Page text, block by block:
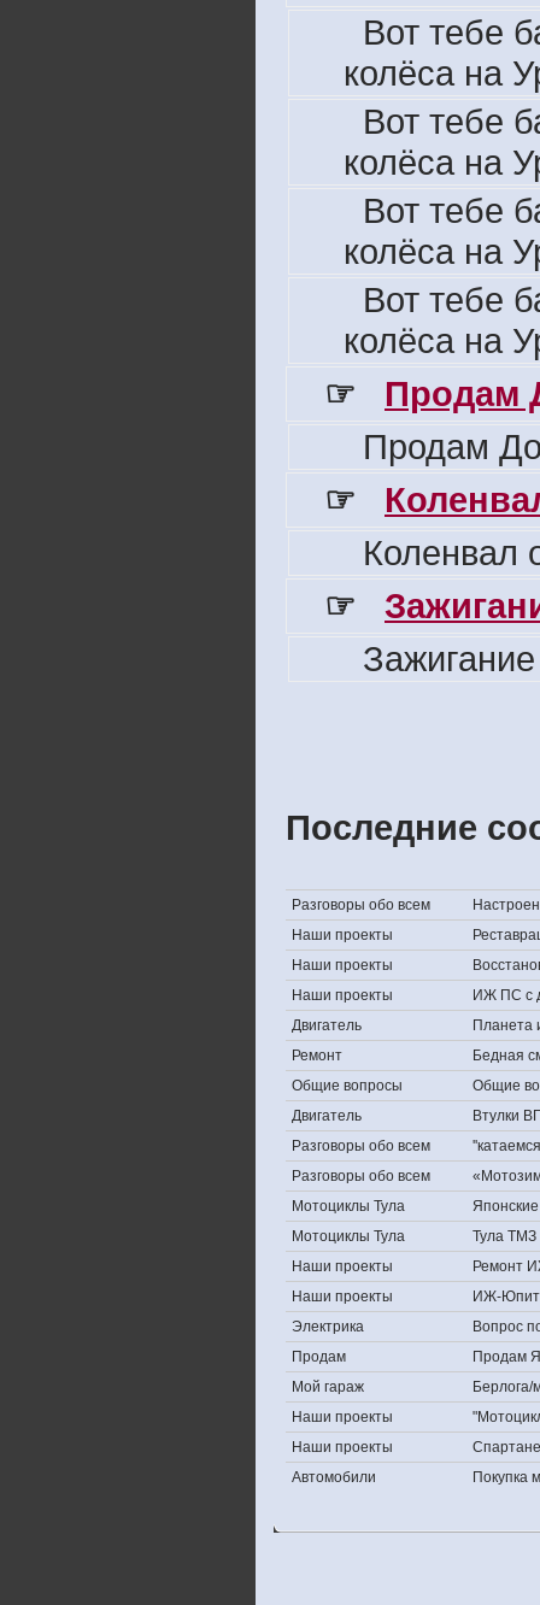
Вот тебе
колёса на
Вот тебе
колёса на
Вот тебе
колёса на
Вот тебе
колёса на
☞
Продам
Продам
☞
Коленвал
☞
Последние
Разговоры обо всем
Наши проекты
Наши проекты
Наши проекты
ИЖ ПС с
Двигатель
Планета
Ремонт
Бедная
Общие вопросы
Общие
Двигатель
Втулки
Разговоры обо всем
Разговоры обо всем
Мотоциклы Тула
Мотоциклы Тула
Тула ТМЗ
Наши проекты
Ремонт
Наши проекты
ИЖ-
Электрика
Вопрос
Продам
Продам
Мой гараж
Берлога/
Наши проекты
Наши проекты
Автомобили
Покупка